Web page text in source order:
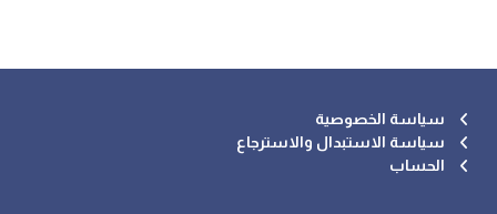
سياسة الخصوصية
سياسة الاستبدال والاسترجاع
الحساب